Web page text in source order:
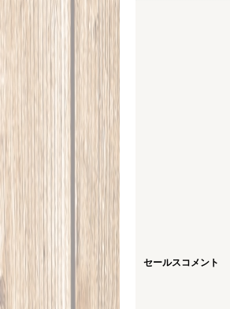
セールスコメント